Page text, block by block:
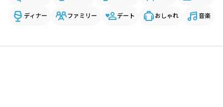
ディナー ファミリー デート おしゃれ 音楽